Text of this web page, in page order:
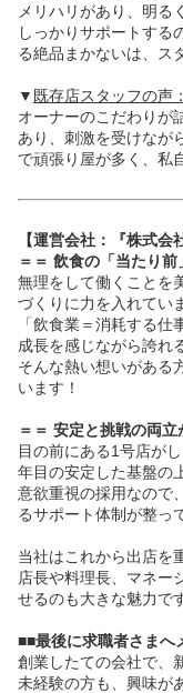
メリハリがあり、明る
しっかりサポートする
る絶品まかないは、
▼ 既存店スタッフの声
オーナーのこだわりが
あり、刺激を受けなが
で頑張り屋が多く、私
【運営会社：『株式会
＝＝ 飲食の「当たり前
無理をして働くことを
づくりに力を入れてい
「飲食業＝消耗する
成長を感じながら誇れ
そんな熱い想いがある
います！
＝＝ 安定と挑戦の両立
目の前にある1号店が
年目の安定した基盤の
意欲重視の採用なので
るサポート体制が整っ
当社はこれから出店を
店長や料理長、マネー
せるのも大きな魅力で
■■最後に求職者さまへ
創業したての会社で、
未経験の方も、興味が